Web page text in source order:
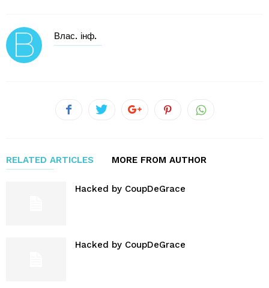
Влас. інф.
RELATED ARTICLES MORE FROM AUTHOR
Hacked by CoupDeGrace
Hacked by CoupDeGrace